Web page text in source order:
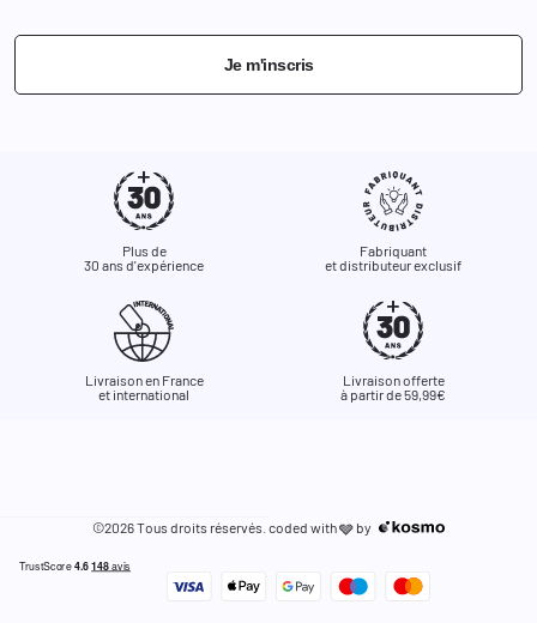
Je m'inscris
Plus de
30 ans d'expérience
Fabriquant
et distributeur exclusif
Livraison en France
et international
Livraison offerte
à partir de 59,99€
©2026 Tous droits réservés. coded with🩶 by